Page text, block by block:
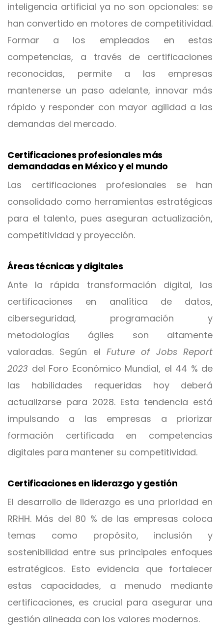
inteligencia artificial ya no son opcionales: se
han convertido en motores de competitividad.
Formar a los empleados en estas
competencias, a través de certificaciones
reconocidas, permite a las empresas
mantenerse un paso adelante, innovar más
rápido y responder con mayor agilidad a las
demandas del mercado.
Certificaciones profesionales más
demandadas en México y el mundo
Las certificaciones profesionales se han
consolidado como herramientas estratégicas
para el talento, pues aseguran actualización,
competitividad y proyección.
Áreas técnicas y digitales
Ante la rápida transformación digital, las
certificaciones en analítica de datos,
ciberseguridad, programación y
metodologías ágiles son altamente
valoradas. Según el Future of Jobs Report
2023 del Foro Económico Mundial, el 44 % de
las habilidades requeridas hoy deberá
actualizarse para 2028. Esta tendencia está
impulsando a las empresas a priorizar
formación certificada en competencias
digitales para mantener su competitividad.
Certificaciones en liderazgo y gestión
El desarrollo de liderazgo es una prioridad en
RRHH. Más del 80 % de las empresas coloca
temas como propósito, inclusión y
sostenibilidad entre sus principales enfoques
estratégicos. Esto evidencia que fortalecer
estas capacidades, a menudo mediante
certificaciones, es crucial para asegurar una
gestión alineada con los valores modernos.